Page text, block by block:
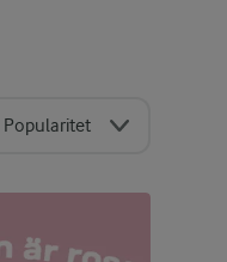
Popularitet